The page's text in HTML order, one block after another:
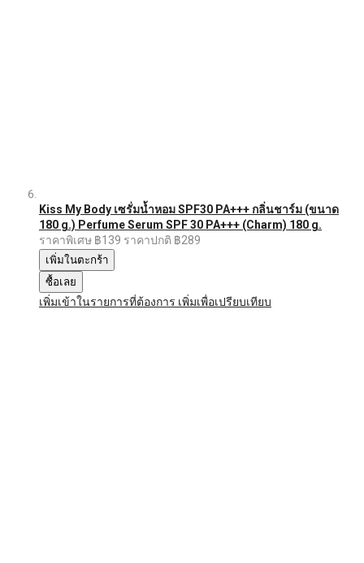
Kiss My Body เซรั่มน้ำหอม SPF30 PA+++ กลิ่นชาร์ม (ขนาด
180 g.) Perfume Serum SPF 30 PA+++ (Charm) 180 g.
ราคาพิเศษ ฿139 ราคาปกติ ฿289
เพิ่มในตะกร้า
ซื้อเลย
เพิ่มเข้าในรายการที่ต้องการ เพิ่มเพื่อเปรียบเทียบ